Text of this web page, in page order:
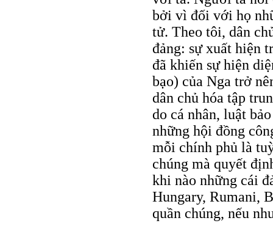
bởi vì đối với họ
tử. Theo tôi, dân
đảng: sự xuất hiện
đã khiến sự hiện
bạo) của Nga trở
dân chủ hóa tập
do cá nhân, luật
những hội đồng
mỗi chính phủ là
chúng mà quyết
khi nào những cái
Hungary, Rumani,
quần chúng, nếu